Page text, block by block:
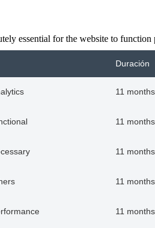
essential for the website to
Duración
11 months
11 months
11 months
11 months
11 months